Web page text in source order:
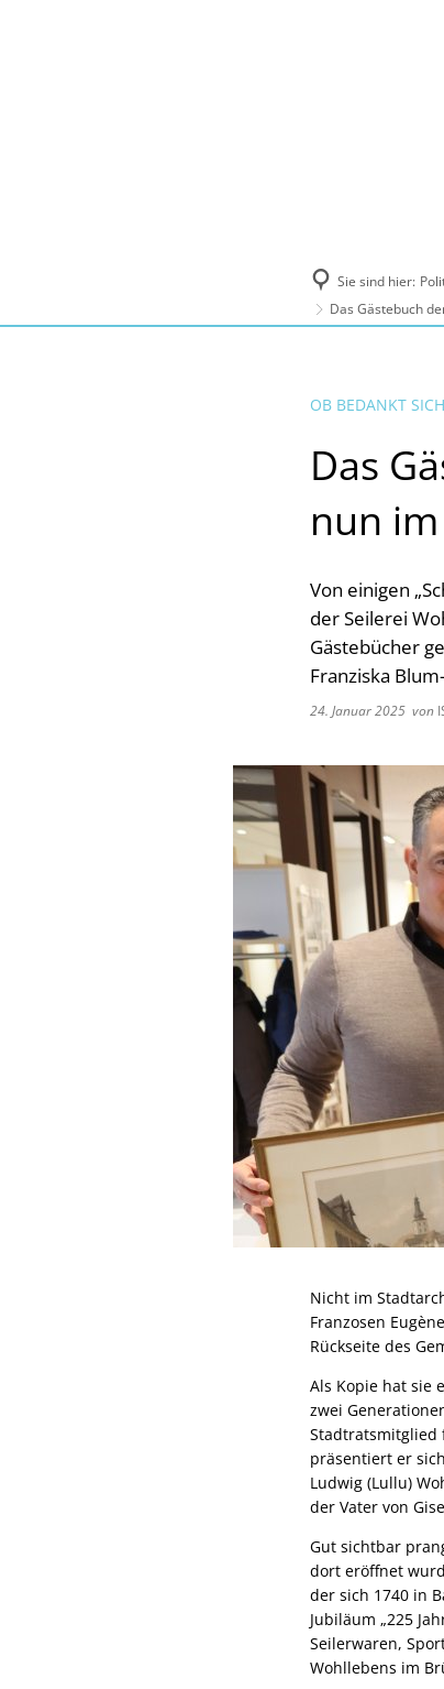
Sie sind hier:
Das Gästebuch
OB BEDANKT
Das
nun
Von einigen
der Seilerei
Gästebücher
Franziska
24. Januar 2025 von
Nicht im
Franzosen
Rückseite des
Als Kopie hat sie
zwei
Stadtratsmitglied
präsentiert er
Ludwig (Lullu)
der Vater von
Gut sichtbar
dort eröffnet
der sich 1740 in
Jubiläum „225
Seilerwaren,
Wohllebens im